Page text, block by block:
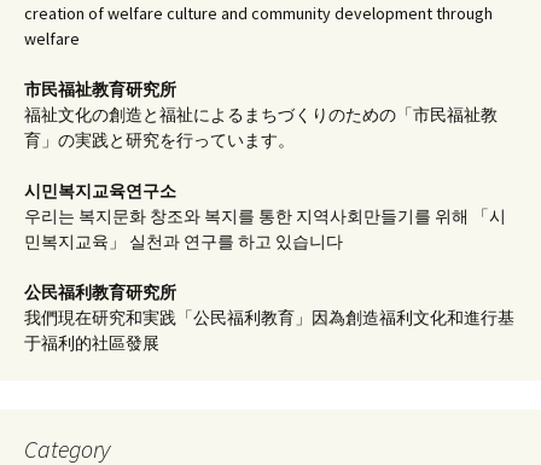
creation of welfare culture and community development through
welfare
市民福祉教育研究所
福祉文化の創造と福祉によるまちづくりのための「市民福祉教
育」の実践と研究を行っています。
시민복지교육연구소
우리는 복지문화 창조와 복지를 통한 지역사회만들기를 위해 「시
민복지교육」 실천과 연구를 하고 있습니다
公民福利教育研究所
我們現在研究和実践「公民福利教育」因為創造福利文化和進行基
于福利的社區發展
Category